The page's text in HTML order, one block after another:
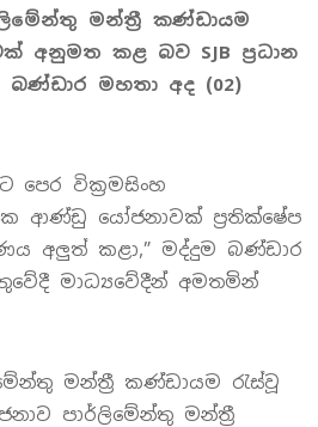
මන්ත්‍රී කණ්ඩායම
අනුමත කළ බව SJB ප්‍රධාන
බණ්ඩාර මහතා අද (02)
පෙර වික්‍රමසිංහ
ආණ්ඩු යෝජනාවක් ප්‍රතික්ෂේප
අලුත් කළා,” මද්දුම බණ්ඩාර
මාධ්‍යවේදීන් අමතමින්
මන්ත්‍රී කණ්ඩායම රැස්වූ
පාර්ලිමේන්තු මන්ත්‍රී